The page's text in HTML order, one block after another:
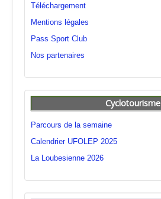
Téléchargement
Mentions légales
Pass Sport Club
Nos partenaires
Cyclotourisme
Parcours de la semaine
Calendrier UFOLEP 2025
La Loubesienne 2026